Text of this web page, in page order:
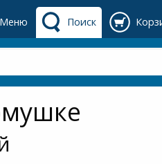
Меню Поиск